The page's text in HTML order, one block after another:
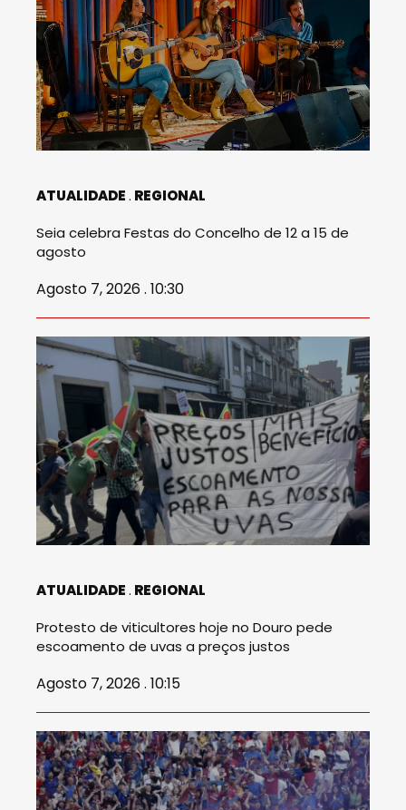
ATUALIDADE REGIONAL
Seia celebra Festas do Concelho de 12 a 15 de
agosto
Agosto 7, 2026 . 10:30
ATUALIDADE REGIONAL
Protesto de viticultores hoje no Douro pede
escoamento de uvas a preços justos
Agosto 7, 2026 . 10:15